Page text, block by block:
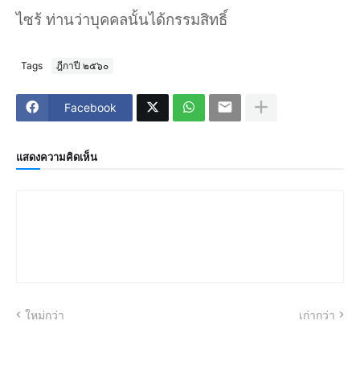
ไซร้ ท่านว่าบุคคลนั้นได้กรรมสิทธิ์
Tags ฎีกาปี ๒๕๖๐
Facebook
แสดงความคิดเห็น
ใหม่กว่า เก่ากว่า